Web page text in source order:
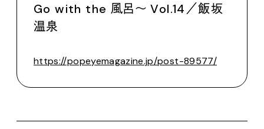
Go with the 風呂〜 Vol.14／飯坂
温泉
https://popeyemagazine.jp/post-89577/